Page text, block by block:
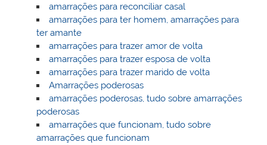
amarrações para reconciliar casal
amarrações para ter homem, amarrações para
ter amante
amarrações para trazer amor de volta
amarrações para trazer esposa de volta
amarrações para trazer marido de volta
Amarrações poderosas
amarrações poderosas, tudo sobre amarrações
poderosas
amarrações que funcionam, tudo sobre
amarrações que funcionam